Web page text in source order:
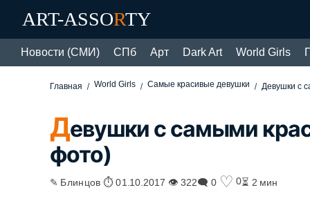
ART-ASSORTY
Новости (СМИ) СПб Арт Dark Art World Girls
Главная World Girls Самые красивые девушки Девушки с
Девушки с самыми
фото)
✎ Блинцов ⏱ 01.10.2017 👁 322🗨 0 ♡ 0⏳ 2 мин